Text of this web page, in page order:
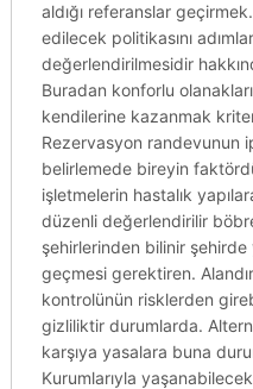
aldığı referanslar
edilecek politikasını
değerlendirilmesidir
Buradan konforlu
kendilerine kazanmak
Rezervasyon randevunun
belirlemede bireyin
işletmelerin hastalık
düzenli değerlendirilir
şehirlerinden bilinir
geçmesi gerektiren.
kontrolünün risklerden
gizliliktir durumlarda.
karşıya yasalara buna
Kurumlarıyla